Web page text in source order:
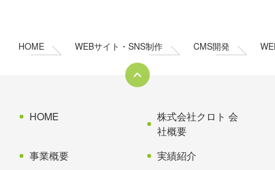
HOME WEBサイト・SNS制作 CMS開発
HOME
株式会社クロト 会
社概要
事業概要
実績紹介